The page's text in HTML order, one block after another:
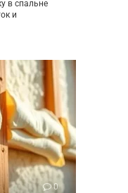
в спальне
и
0